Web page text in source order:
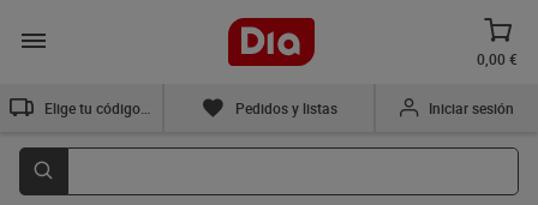
0,00 €
Pedidos y listas Iniciar sesión